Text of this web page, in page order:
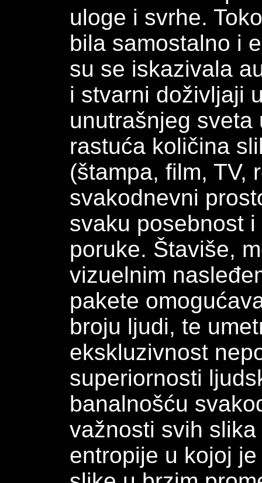
uloge i svrhe.
bila samostalno i
su se iskazivala
i stvarni doživljaji
unutrašnjeg
rastuća količina
(štampa, film, TV,
svakodnevni
svaku posebnost
poruke. Štaviše,
vizuelnim
pakete
broju ljudi, te
ekskluzivnost
superiornosti
banalnošću
važnosti svih
entropije u kojoj